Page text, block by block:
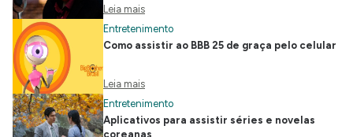
Leia mais
Entretenimento
Como assistir ao BBB 25 de graça pelo celular
Leia mais
Entretenimento
Aplicativos para assistir séries e novelas
coreanas